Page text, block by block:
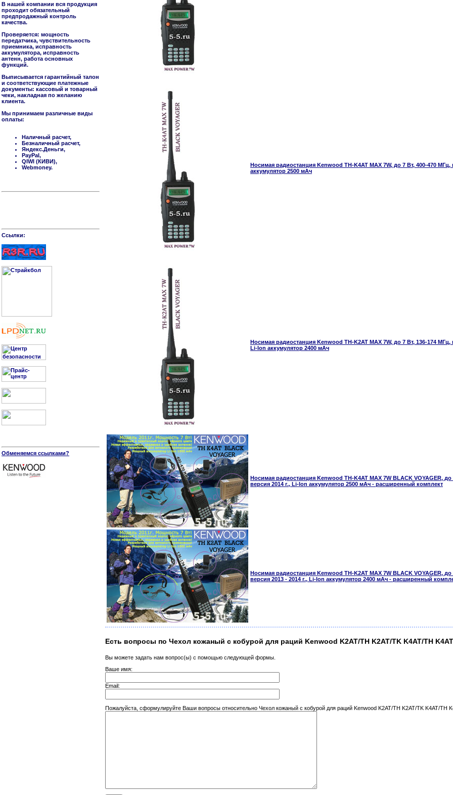
В нашей компании вся продукция
проходит обязательный
предпродажный контроль
качества.
Проверяется: мощность
передатчика, чувствительность
приемника, исправность
аккумулятора, исправность
антенн, работа основных
функций.
Выписывается гарантийный талон
и соответствующие платежные
документы: кассовый и товарный
чеки, накладная по желанию
клиента.
Мы принимаем различные виды
оплаты:
Наличный расчет,
Безналичный расчет,
Яндекс.Деньги,
PayPal,
QIWI (КИВИ),
Webmoney.
Cсылки:
Обменяемся ссылками?
Носимая радиостанция Kenwood TH-K4AT MAX 7W, до 7 Вт, 400-470 МГц,
аккумулятор 2500 мАч
Носимая радиостанция Kenwood TH-K2AT MAX 7W, до 7 Вт, 136-174 МГц,
Li-Ion аккумулятор 2400 мАч
Носимая радиостанция Kenwood TH-K4AT MAX 7W BLACK VOYAGER, до
версия 2014 г., Li-Ion аккумулятор 2500 мАч - расширенный комплект
Носимая радиостанция Kenwood TH-K2AT MAX 7W BLACK VOYAGER, до
версия 2013 - 2014 г., Li-Ion аккумулятор 2400 мАч - расширенный
Есть вопросы по Чехол кожаный с кобурой для раций Kenwood K2AT/TH K2AT/TK K4AT/TH K4AT
Вы можете задать нам вопрос(ы) с помощью следующей формы.
Ваше имя:
Email:
Пожалуйста, сформулируйте Ваши вопросы относительно Чехол кожаный с кобурой для раций Kenwood K2AT/TH K2AT/TK K4AT/TH